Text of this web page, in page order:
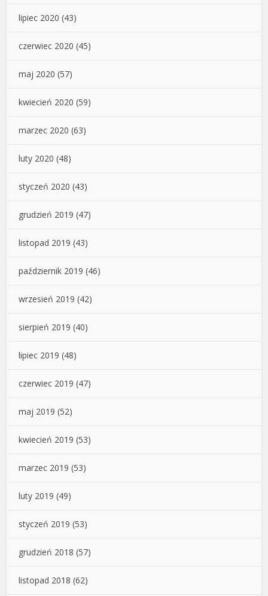
lipiec 2020 (43)
czerwiec 2020 (45)
maj 2020 (57)
kwiecień 2020 (59)
marzec 2020 (63)
luty 2020 (48)
styczeń 2020 (43)
grudzień 2019 (47)
listopad 2019 (43)
październik 2019 (46)
wrzesień 2019 (42)
sierpień 2019 (40)
lipiec 2019 (48)
czerwiec 2019 (47)
maj 2019 (52)
kwiecień 2019 (53)
marzec 2019 (53)
luty 2019 (49)
styczeń 2019 (53)
grudzień 2018 (57)
listopad 2018 (62)